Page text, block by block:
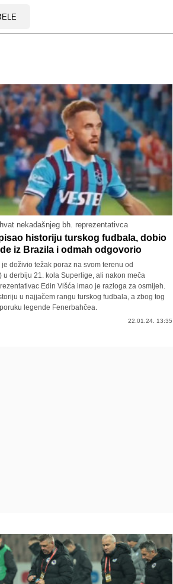
nekadašnjeg bh. reprezentativca
historiju turskog fudbala, dobio
iz Brazila i odmah odgovorio
doživio težak poraz na svom terenu od
u derbiju 21. kola Superlige, ali nakon meča
Edin Višća imao je razloga za osmijeh.
u najjačem rangu turskog fudbala, a zbog tog
legende Fenerbahčea.
22.01.24. 13:35